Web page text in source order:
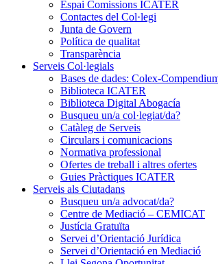
Espai Comissions ICATER
Contactes del Col·legi
Junta de Govern
Política de qualitat
Transparència
Serveis Col·legials
Bases de dades: Colex-
Biblioteca ICATER
Biblioteca Digital Abogacía
Busqueu un/a col·legiat/da?
Catàleg de Serveis
Circulars i comunicacions
Normativa professional
Ofertes de treball i altres ofertes
Guies Pràctiques ICATER
Serveis als Ciutadans
Busqueu un/a advocat/da?
Centre de Mediació – CEMICAT
Justícia Gratuïta
Servei d’Orientació Jurídica
Servei d’Orientació en Mediació